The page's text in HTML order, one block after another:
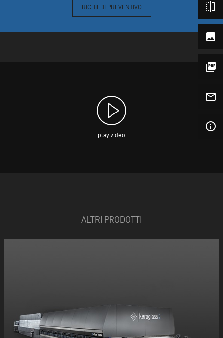
RICHIEDI PREVENTIVO flip
photo
picture_as_pdf
mail_outline
info_outline
play video
ALTRI PRODOTTI